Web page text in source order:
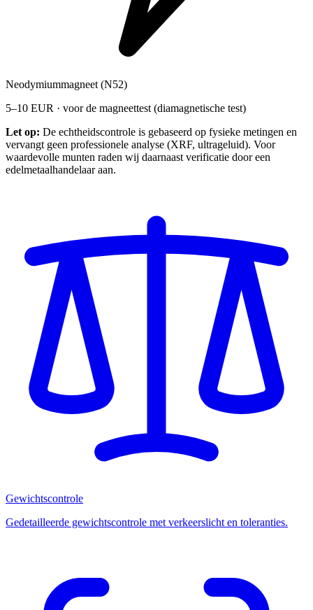
Neodymiummagneet (N52)
5–10 EUR · voor de magneettest (diamagnetische test)
Let op: De echtheidscontrole is gebaseerd op fysieke metingen en
vervangt geen professionele analyse (XRF, ultrageluid). Voor
waardevolle munten raden wij daarnaast verificatie door een
edelmetaalhandelaar aan.
Gewichtscontrole
Gedetailleerde gewichtscontrole met verkeerslicht en toleranties.